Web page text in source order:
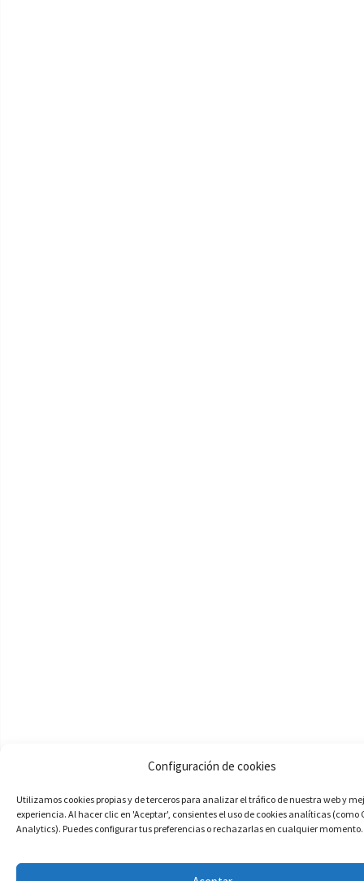
Configuración de cookies
Utilizamos cookies propias y de terceros para analizar el tráfico de nuestra web y
experiencia. Al hacer clic en 'Aceptar', consientes el uso de cookies analíticas (como
Analytics). Puedes configurar tus preferencias o rechazarlas en cualquier momento.